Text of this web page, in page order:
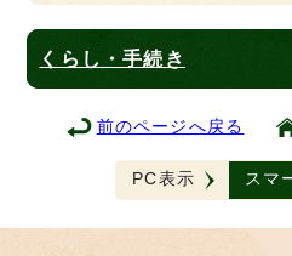
くらし・手続き
前のページへ戻る
PC表示 スマ